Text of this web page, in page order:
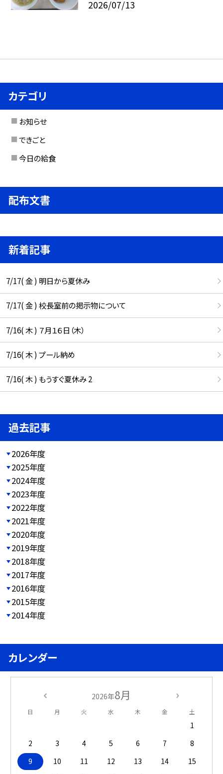
2026/07/13
カテゴリ
お知らせ
できごと
今日の給食
配布文書
新着記事
7/17( 金 ) 明日から夏休み
7/17( 金 ) 校長室前の掲示物について
7/16( 木 ) ７月１６日（木）
7/16( 木 ) プール納め
7/16( 木 ) もうすぐ夏休み 2
過去記事
2026年度
2025年度
2024年度
2023年度
2022年度
2021年度
2020年度
2019年度
2018年度
2017年度
2016年度
2015年度
2014年度
カレンダー
2026年8月
日 月 火 水 木 金 土
1
2
3 4 5 6 7
8
9
10 11 12 13 14
15